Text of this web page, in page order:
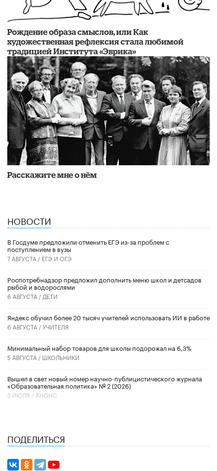
Рождение образа смыслов, или Как
художественная рефлексия стала любимой
традицией Института «Эврика»
Расскажите мне о нём
НОВОСТИ
В Госдуме предложили отменить ЕГЭ из-за проблем с
поступлением в вузы
7 АВГУСТА / ЕГЭ И ОГЭ
Роспотребнадзор предложил дополнить меню школ и детсадов
рыбой и водорослями
6 АВГУСТА / ДЕТИ
​Яндекс обучил более 20 тысяч учителей использовать ИИ в работе
6 АВГУСТА /УЧИТЕЛЯ
Минимальный набор товаров для школы подорожал на 6,3%
5 АВГУСТА / ШКОЛЬНИКИ
Вышел в свет новый номер научно-публицистического журнала
«Образовательная политика» № 2 (2026)
3 ИЮЛЯ / АНОНС
ПОДЕЛИТЬСЯ